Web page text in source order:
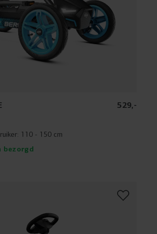
529,-
110 - 150 cm
bezorgd